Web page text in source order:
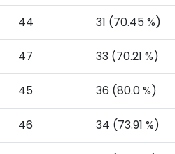
44 31 (70.45 %)
47 33 (70.21 %)
45 36 (80.0 %)
46 34 (73.91 %)